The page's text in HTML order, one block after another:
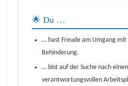
🌟 Du …
… hast Freude am Umgang
Behinderung.
… bist auf der Suche nach
verantwortungsvollen